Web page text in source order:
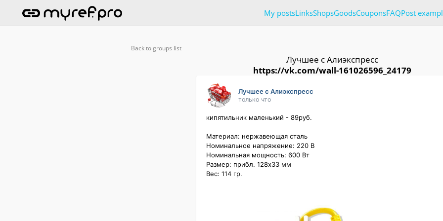
My postsLinksShopsGoodsCouponsFAQPost
Back to groups list
Лучшее с Алиэкспресс
https://vk.com/wall-161026596_24179
Лучшее с Алиэкспресс
только что
кипятильник маленький - 89руб.
Материал: нержавеющая сталь
Номинальное напряжение: 220 В
Номинальная мощность: 600 Вт
Размер: прибл. 128x33 мм
Вес: 114 гр.